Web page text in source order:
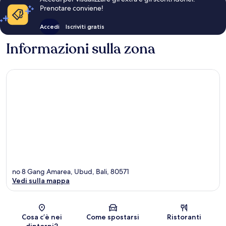
Prenotare conviene!
Accedi Iscriviti gratis
Informazioni sulla zona
Mappa
no 8 Gang Amarea, Ubud, Bali, 80571
Vedi sulla mappa
Cosa c’è nei
Come spostarsi Ristoranti